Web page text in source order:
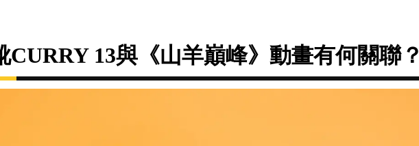
CURRY 13與《山羊巔峰》動畫有何關聯？